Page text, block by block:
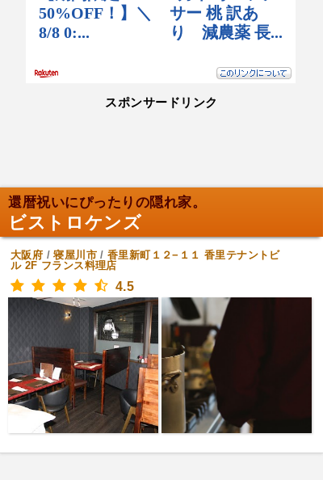
スポンサードリンク
還暦祝いにぴったりの隠れ家。
ビストロケンズ
大阪府 /寝屋川市/香里新町１２−１１ 香里テナントビ
ル 2F フランス料理店
4.5